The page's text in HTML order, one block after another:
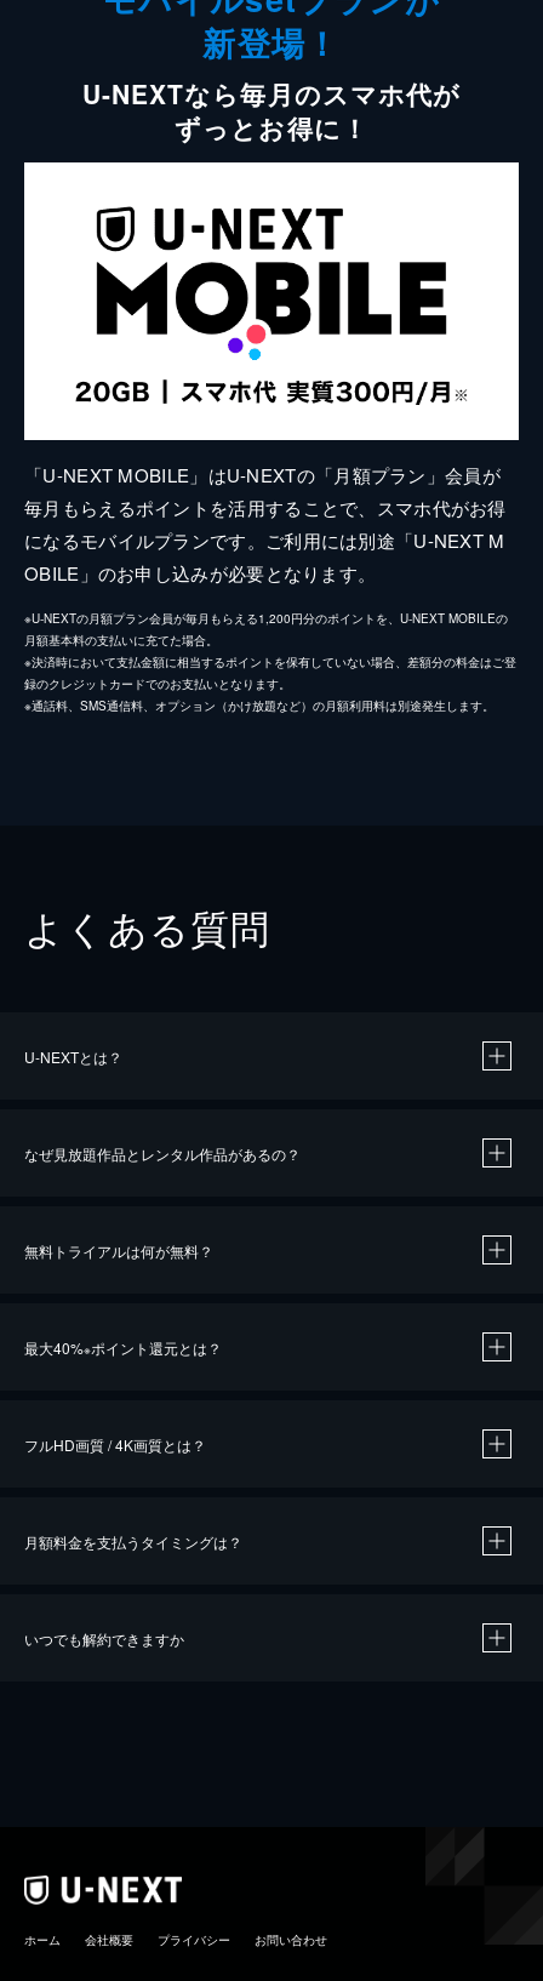
新登場！
U-NEXTなら毎月のスマホ代が
ずっとお得に！
「U-NEXT MOBILE」はU-NEXTの「月額プラン」会員が
毎月もらえるポイントを活用することで、スマホ代がお得
になるモバイルプランです。ご利用には別途「U-NEXT M
OBILE」のお申し込みが必要となります。
※U-NEXTの月額プラン会員が毎月もらえる1,200円分のポイントを、U-NEXT MOBILEの
月額基本料の支払いに充てた場合。
※決済時において支払金額に相当するポイントを保有していない場合、差額分の料金はご登
録のクレジットカードでのお支払いとなります。
※通話料、SMS通信料、オプション（かけ放題など）の月額利用料は別途発生します。
よくある質問
U-NEXTとは？
なぜ見放題作品とレンタル作品があるの？
無料トライアルは何が無料？
最大40%※ポイント還元とは？
※40％ポイント還元の対象は、クレジットカード決済による作品の購入 / レンタルです。
フルHD画質 / 4K画質とは？
月額料金を支払うタイミングは？
いつでも解約できますか
ホーム 会社概要 プライバシー お問い合わせ